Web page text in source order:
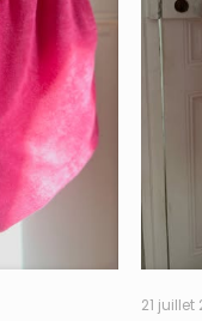
21 juillet